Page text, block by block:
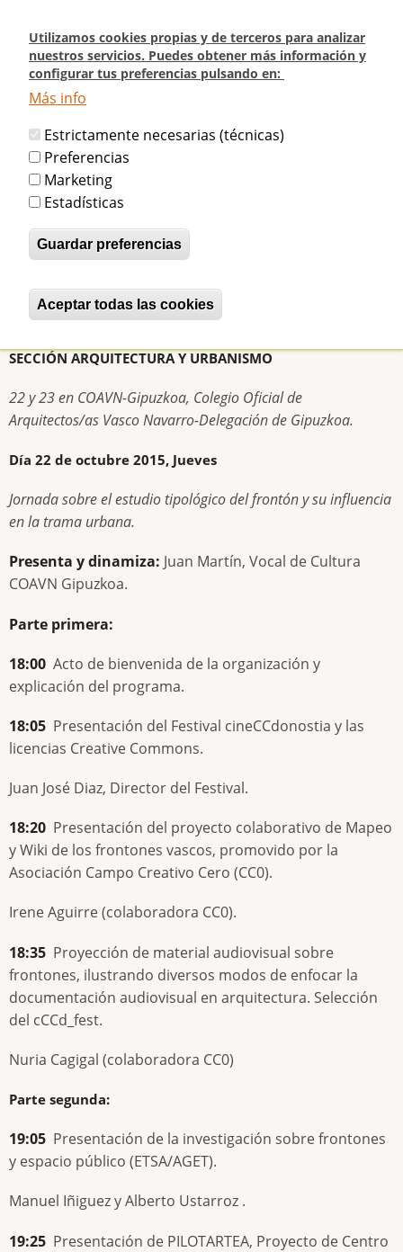
Utilizamos cookies propias y de terceros para analizar
nuestros servicios. Puedes obtener más información y
configurar tus preferencias pulsando en:
Más info
Estrictamente necesarias (técnicas)
Preferencias
Marketing
Estadísticas
Guardar preferencias
Aceptar todas las cookies
Revocar consentimiento
contenido
principal
Inicio
octubre)
AGENDA: El Beti-Jai en el Festival
@cineccdonostia (22, 23 y 24 de
octubre)
betijaimadrid Mar, 20/10/2015 - 00:23
SECCIÓN ARQUITECTURA Y URBANISMO
22 y 23 en COAVN-Gipuzkoa, Colegio Oficial de
Arquitectos/as Vasco Navarro-Delegación de Gipuzkoa.
Día 22 de octubre 2015, Jueves
Jornada sobre el estudio tipológico del frontón y su influencia
en la trama urbana.
Presenta y dinamiza: Juan Martín, Vocal de Cultura
COAVN Gipuzkoa.
Parte primera:
18:00 Acto de bienvenida de la organización y
explicación del programa.
18:05 Presentación del Festival cineCCdonostia y las
licencias Creative Commons.
Juan José Diaz, Director del Festival.
18:20 Presentación del proyecto colaborativo de Mapeo
y Wiki de los frontones vascos, promovido por la
Asociación Campo Creativo Cero (CC0).
Irene Aguirre (colaboradora CC0).
18:35 Proyección de material audiovisual sobre
frontones, ilustrando diversos modos de enfocar la
documentación audiovisual en arquitectura. Selección
del cCCd_fest.
Nuria Cagigal (colaboradora CC0)
Parte segunda:
19:05 Presentación de la investigación sobre frontones
y espacio público (ETSA/AGET).
Manuel Iñiguez y Alberto Ustarroz .
19:25 Presentación de PILOTARTEA, Proyecto de Centro